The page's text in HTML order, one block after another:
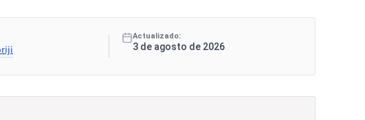
Actualizado:
3 de agosto de 2026